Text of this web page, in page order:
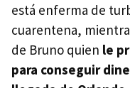
está enferma de
cuarentena,
de Bruno quien le
para conseguir